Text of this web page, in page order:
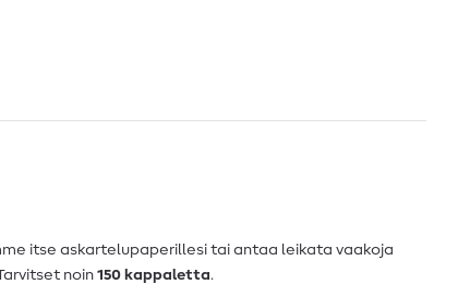
itse askartelupaperillesi tai antaa leikata vaakoja
noin 150 kappaletta.